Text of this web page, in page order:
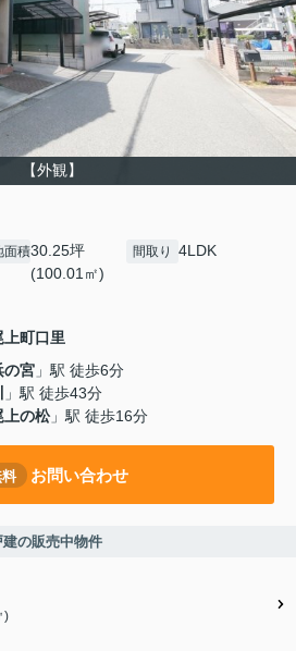
【外観】
面積30.25坪
(100.01㎡)
間取り 4LDK
上町口里
の宮 」駅 徒歩6分
」駅 徒歩43分
上の松」駅 徒歩16分
お問い合わせ
の販売中物件
)